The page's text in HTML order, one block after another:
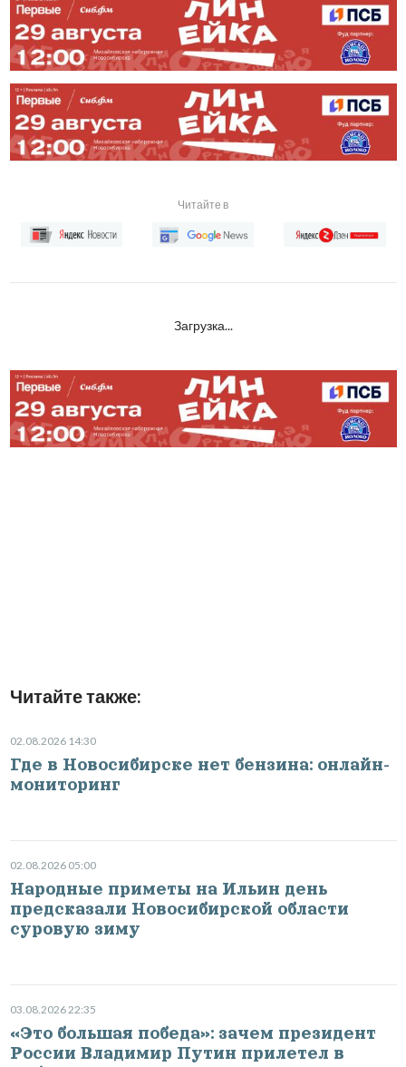
Читайте в
Загрузка...
Читайте также:
02.08.2026 14:30
Где в Новосибирске нет бензина: онлайн-
мониторинг
02.08.2026 05:00
Народные приметы на Ильин день
предсказали Новосибирской области
суровую зиму
03.08.2026 22:35
«Это большая победа»: зачем президент
России Владимир Путин прилетел в